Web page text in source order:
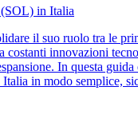
in Italia
il suo ruolo tra le
costanti innovazioni
In questa
in modo semplice,